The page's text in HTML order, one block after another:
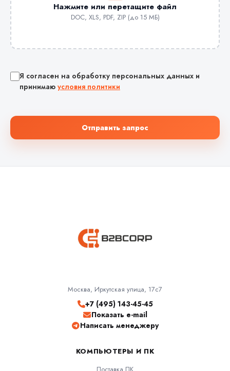
Нажмите или перетащите файл
DOC, XLS, PDF, ZIP (до 15 МБ)
Я согласен на обработку персональных данных и
принимаю условия политики
Отправить запрос
Москва, Иркутская улица, 17с7
+7 (495) 143-45-45
Показать e-mail
Написать менеджеру
КОМПЬЮТЕРЫ И ПК